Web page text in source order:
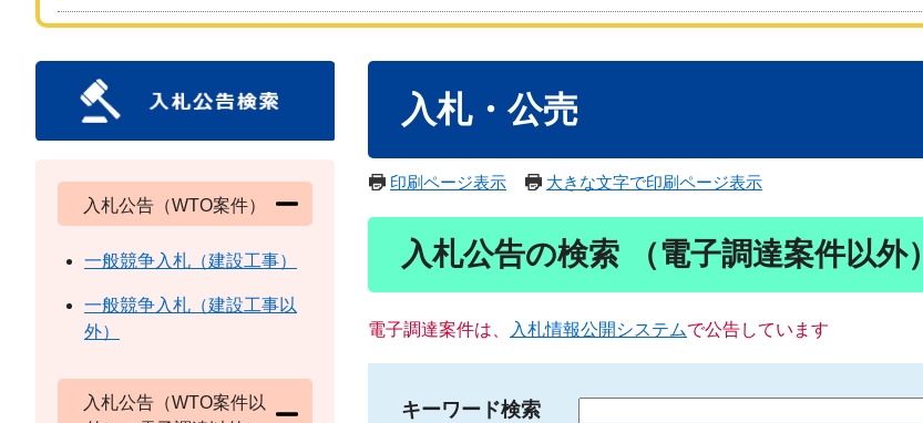
入札・公売
印刷ページ表示 大きな文字で印刷ページ表示
入札公告の検索 （電子調達案件以外）
電子調達案件は、 入札情報公開システムで公告しています
キーワード検索
入札公告（WTO案件）
一般競争入札（建設工事）
一般競争入札（建設工事以
外）
入札公告（WTO案件以